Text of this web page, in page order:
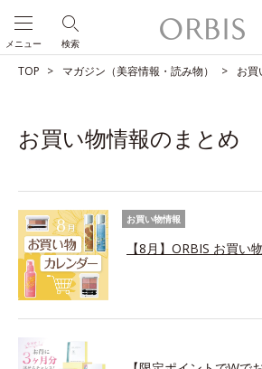
検索
メニュー
TOP マガジン（美容情報・読み物） お買
お買い物情報のまとめ
お買い物情報
【8月】ORBIS お買い